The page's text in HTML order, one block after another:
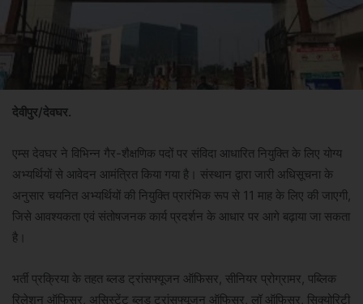
देवीपुर/देवघर.
एम्स देवघर ने विभिन्न गैर-शैक्षणिक पदों पर संविदा आधारित नियुक्ति के लिए योग्य
अभ्यर्थियों से आवेदन आमंत्रित किया गया है। संस्थान द्वारा जारी अधिसूचना के
अनुसार चयनित अभ्यर्थियों की नियुक्ति प्रारंभिक रूप से 11 माह के लिए की जाएगी,
जिसे आवश्यकता एवं संतोषजनक कार्य प्रदर्शन के आधार पर आगे बढ़ाया जा सकता
है।
भर्ती प्रक्रिया के तहत ब्लड ट्रांसफ्यूजन ऑफिसर, सीनियर प्रोग्रामर, पब्लिक
रिलेशन ऑफिसर, असिस्टेंट ब्लड ट्रांसफ्यूजन ऑफिसर, लॉ ऑफिसर, सिक्योरिटी